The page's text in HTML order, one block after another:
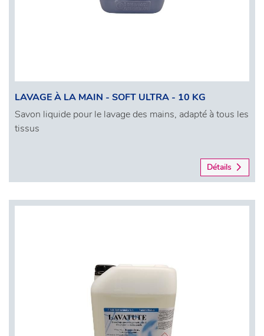
LAVAGE À LA MAIN - SOFT ULTRA - 10 KG
Savon liquide pour le lavage des mains, adapté à tous les
tissus
Détails